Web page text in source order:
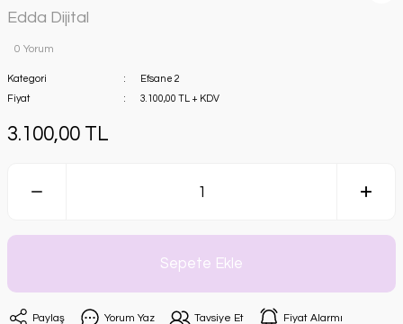
Edda Dijital
0 Yorum
Kategori
Efsane 2
Fiyat
3.100,00 TL + KDV
3.100,00 TL
Sepete Ekle
Paylaş Yorum Yaz Tavsiye Et Fiyat Alarmı